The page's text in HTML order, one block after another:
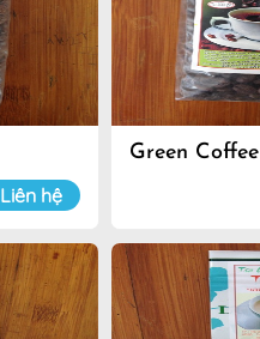
Liên hệ
Green Coffee